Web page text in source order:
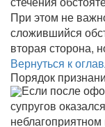
При этом не
сложившийся
вторая сторона,
Вернуться к
Порядок
Если после
супругов